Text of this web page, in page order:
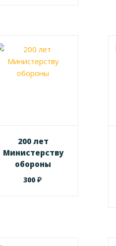
200 лет
Министерству
обороны
300 ₽